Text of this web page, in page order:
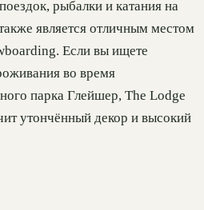
рыбалки и катания на
является отличным местом
Если вы ищете
во время
парка Глейшер, The Lodge
утончённый декор и высокий